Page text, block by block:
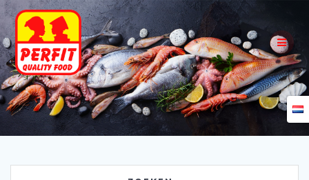
Skip
to
content